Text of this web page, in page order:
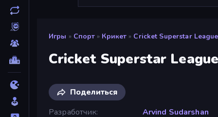
Игры » Спорт » Крикет » Cricket Superstar League
Cricket Superstar
Поделиться
Разработчик
Arvind Sudarshan